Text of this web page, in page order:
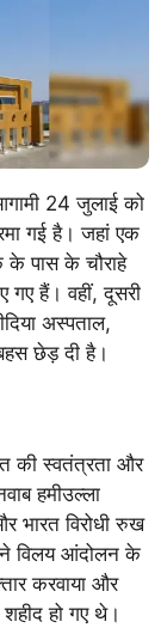
24 जुलाई को
गई है। जहां एक
के पास के चौराहे
गए हैं। वहीं, दूसरी
अस्पताल,
छेड़ दी है।
की स्वतंत्रता और
हमीउल्ला
भारत विरोधी रुख
ने विलय आंदोलन के
करवाया और
हो गए थे।